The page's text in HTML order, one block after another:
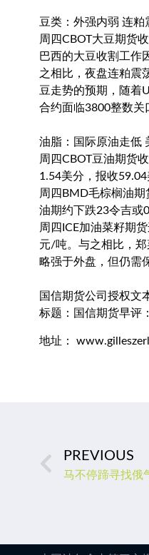
豆类：外强内弱 连粕
周四CBOT大豆期货
巴西的大豆收割工作
之相比，夜盘连粕震
豆走势的预期，随着
合约面临3800整数关
油脂：国际原油走低
周四CBOT豆油期货
1.54美分，报收
周四BMD毛棕榈油期
油期约下跌23令吉或
周四ICE加油菜籽期
元/吨。与之相比，
略强于外盘，但仍需
国信期货公司授权文
标题：国信期货早评
地址：
PREVIOUS
马不停蹄寻找俄